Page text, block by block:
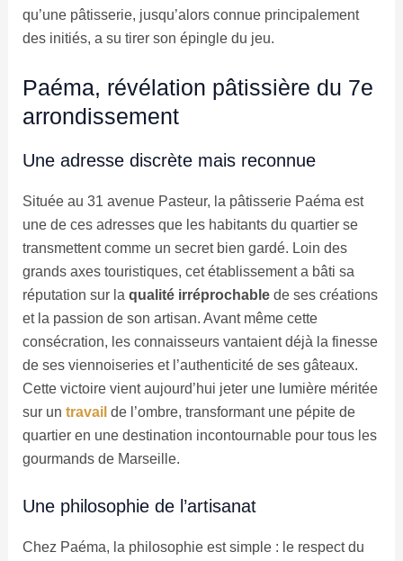
qu’une pâtisserie, jusqu’alors connue principalement
des initiés, a su tirer son épingle du jeu.
Paéma, révélation pâtissière du 7e
arrondissement
Une adresse discrète mais reconnue
Située au 31 avenue Pasteur, la pâtisserie Paéma est
une de ces adresses que les habitants du quartier se
transmettent comme un secret bien gardé. Loin des
grands axes touristiques, cet établissement a bâti sa
réputation sur la qualité irréprochablede ses créations
et la passion de son artisan. Avant même cette
consécration, les connaisseurs vantaient déjà la finesse
de ses viennoiseries et l’authenticité de ses gâteaux.
Cette victoire vient aujourd’hui jeter une lumière méritée
sur un travail de l’ombre, transformant une pépite de
quartier en une destination incontournable pour tous les
gourmands de Marseille.
Une philosophie de l’artisanat
Chez Paéma, la philosophie est simple : le respect du